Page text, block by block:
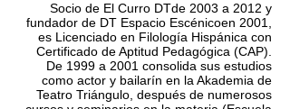
Socio de El Curro DTde 2003 a 2012 y
fundador de DT Espacio Escénicoen 2001,
es Licenciado en Filología Hispánica con
Certificado de Aptitud Pedagógica (CAP).
De 1999 a 2001 consolida sus estudios
como actor y bailarín en la Akademia de
Teatro Triángulo, después de numerosos